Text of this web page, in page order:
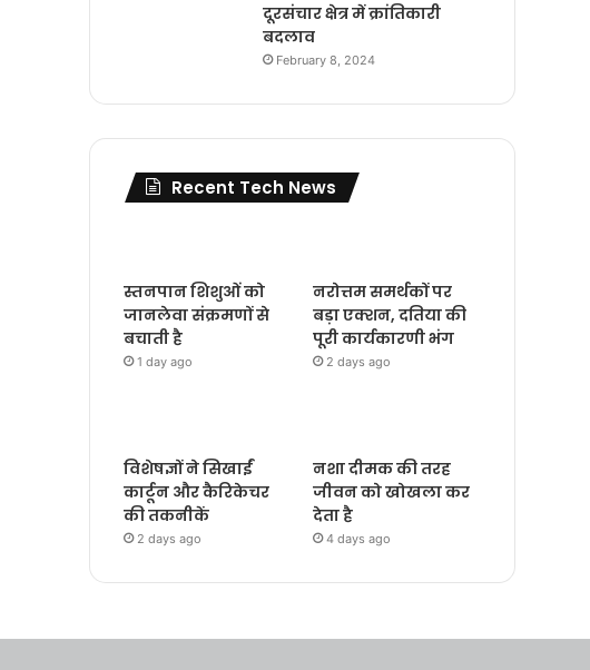
दूरसंचार क्षेत्र में क्रांतिकारी
बदलाव
February 8, 2024
Recent Tech News
स्तनपान शिशुओं को
जानलेवा संक्रमणों से
बचाती है
1 day ago
नरोत्तम समर्थकों पर
बड़ा एक्शन, दतिया की
पूरी कार्यकारणी भंग
2 days ago
विशेषज्ञों ने सिखाईं
कार्टून और कैरिकेचर
की तकनीकें
2 days ago
नशा दीमक की तरह
जीवन को खोखला कर
देता है
4 days ago